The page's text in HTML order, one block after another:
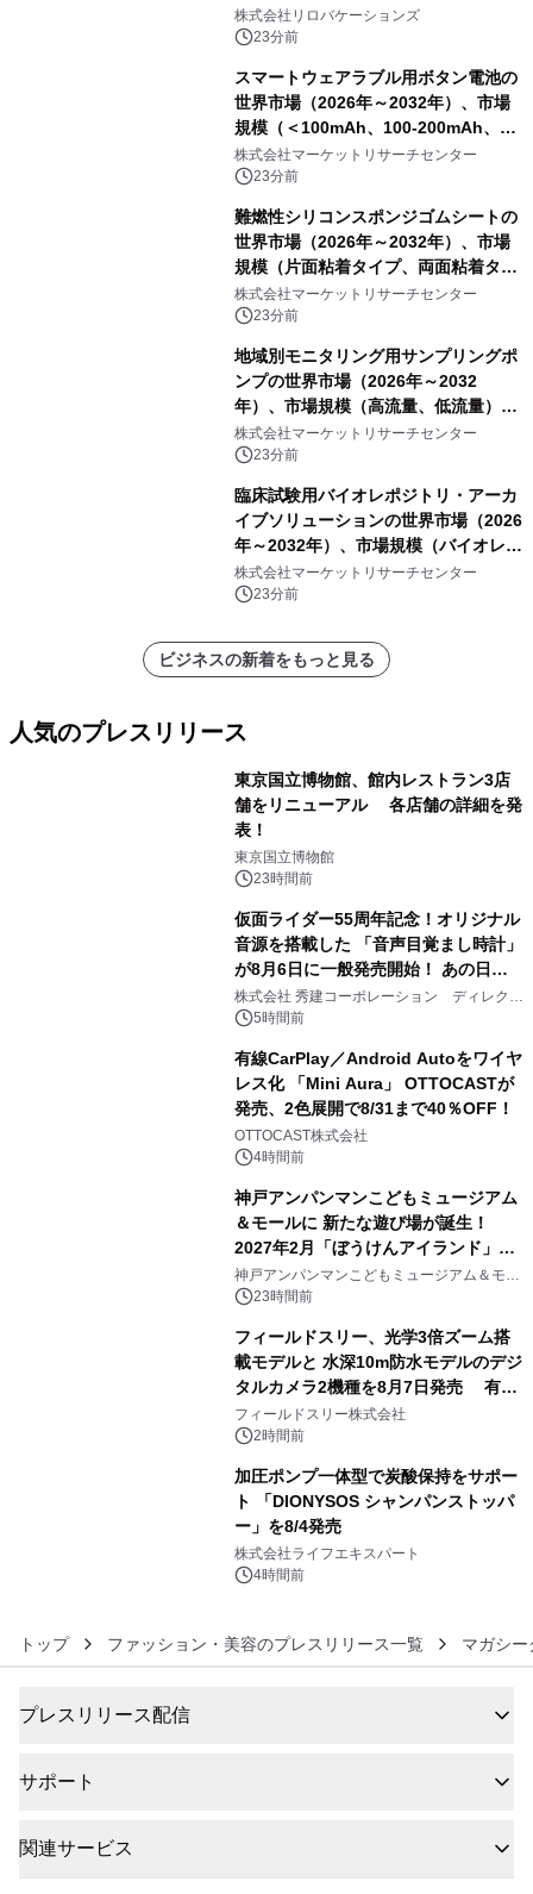
ナー開催
株式会社リロバケーションズ
23分前
スマートウェアラブル用ボタン電池の
世界市場（2026年～2032年）、市場
規模（＜100mAh、100-200mAh、＞
200mAh）・分析レポートを発表
株式会社マーケットリサーチセンター
23分前
難燃性シリコンスポンジゴムシートの
世界市場（2026年～2032年）、市場
規模（片面粘着タイプ、両面粘着タイ
プ）・分析レポートを発表
株式会社マーケットリサーチセンター
23分前
地域別モニタリング用サンプリングポ
ンプの世界市場（2026年～2032
年）、市場規模（高流量、低流量）・
分析レポートを発表
株式会社マーケットリサーチセンター
23分前
臨床試験用バイオレポジトリ・アーカ
イブソリューションの世界市場（2026
年～2032年）、市場規模（バイオレポ
ジトリサービス、アーカイブソリュー
ションサービス）・分析レポートを発
株式会社マーケットリサーチセンター
23分前
ビジネスの新着をもっと見る
人気のプレスリリース
東京国立博物館、館内レストラン3店
舗をリニューアル 各店舗の詳細を発
表！
東京国立博物館
23時間前
仮面ライダー55周年記念！オリジナル
音源を搭載した 「音声目覚まし時計」
が8月6日に一般発売開始！ あの日の
大興奮が今甦る
株式会社 秀建コーポレーション ディレクト
アートギャラリー
5時間前
有線CarPlay／Android Autoをワイヤ
レス化 「Mini Aura」 OTTOCASTが
発売、2色展開で8/31まで40％OFF！
OTTOCAST株式会社
4時間前
神戸アンパンマンこどもミュージアム
＆モールに 新たな遊び場が誕生！
2027年2月「ぼうけんアイランド」が
オープン
神戸アンパンマンこどもミュージアム＆モー
ル 23時間前
フィールドスリー、光学3倍ズーム搭
載モデルと 水深10m防水モデルのデジ
タルカメラ2機種を8月7日発売 有効
約1300万画素、用途別に選べるコンデ
ジ新登場
フィールドスリー株式会社
2時間前
加圧ポンプ一体型で炭酸保持をサポー
ト 「DIONYSOS シャンパンストッパ
ー」を8/4発売
株式会社ライフエキスパート
4時間前
トップ ファッション・美容のプレスリリース一覧 マガシ
プレスリリース配信
サポート
関連サービス